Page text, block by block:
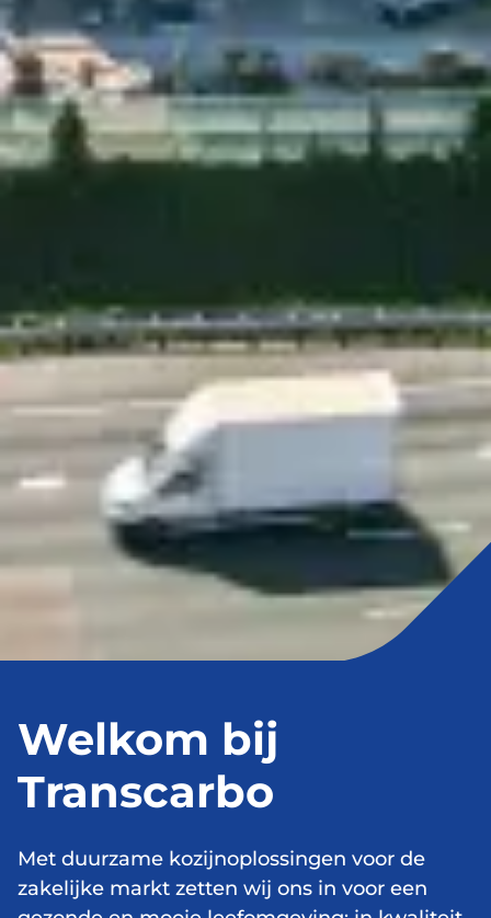
Welkom bij
Transcarbo
Met duurzame kozijnoplossingen voor de
zakelijke markt zetten wij ons in voor een